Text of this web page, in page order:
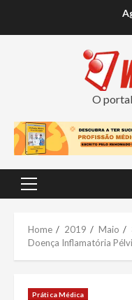
O
Primary
Home 2019 Maio
Doença Inflamatória
Prática Médica